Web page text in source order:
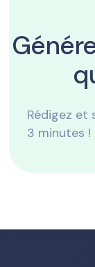
Rédigez et
3 minutes !